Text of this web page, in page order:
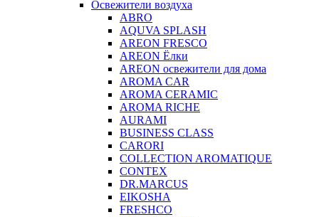
Освежители воздуха
ABRO
AQUVA SPLASH
AREON FRESCO
AREON Ёлки
AREON освежители для дома
AROMA CAR
AROMA CERAMIC
AROMA RICHE
AURAMI
BUSINESS CLASS
CARORI
COLLECTION AROMATIQUE
CONTEX
DR.MARCUS
EIKOSHA
FRESHCO